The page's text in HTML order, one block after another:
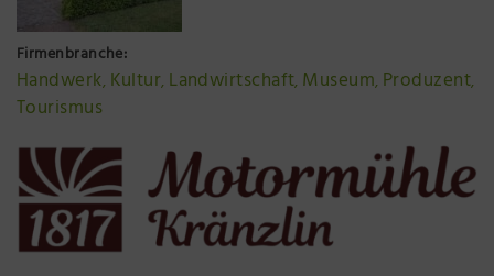
Präsenzstelle Prignitz Standort Neuruppin
Museum Neuruppin
Brandenburg-Preußen Museum Wustrau
Wegemuseum Wusterhausen/Dosse
Firmenbranche:
Handwerk, Kultur, Landwirtschaft, Museum, Produzent,
Tourismus